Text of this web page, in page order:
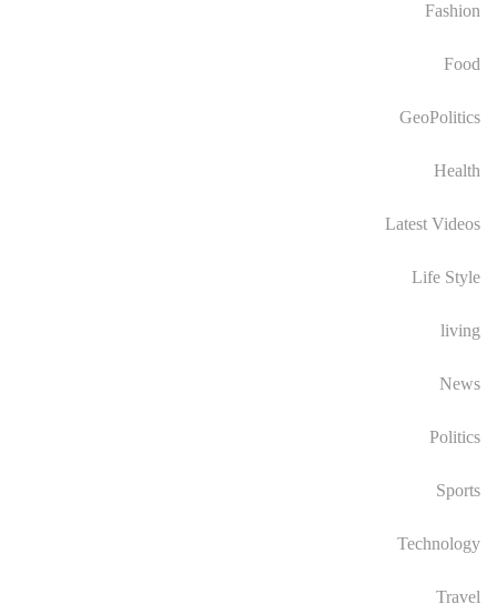
Fashion
Food
GeoPolitics
Health
Latest Videos
Life Style
living
News
Politics
Sports
Technology
Travel